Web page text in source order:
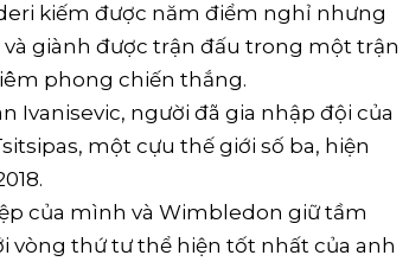
kiếm được năm điểm nghỉ nhưng
giành được trận đấu trong một trận
phong chiến thắng.
Ivanisevic, người đã gia nhập đội của
một cựu thế giới số ba, hiện
của mình và Wimbledon giữ tầm
vòng thứ tư thể hiện tốt nhất của anh